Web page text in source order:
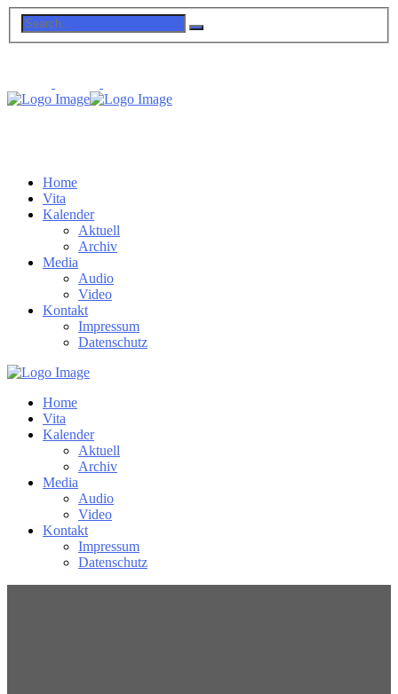
Home
Vita
Kalender
Aktuell
Archiv
Media
Audio
Video
Kontakt
Impressum
Datenschutz
Home
Vita
Kalender
Aktuell
Archiv
Media
Audio
Video
Kontakt
Impressum
Datenschutz